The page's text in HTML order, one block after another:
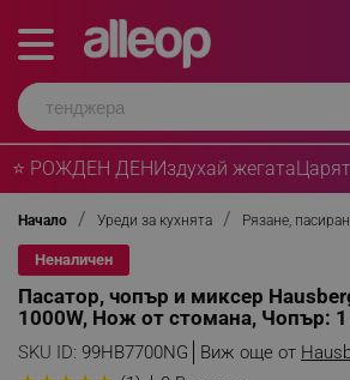
⭐ РОЖДЕН ДЕНИздухай жегата
Начало Уреди за кухнята Рязане,
Неналичен
Пасатор, чопър и миксер
1000W, Нож от стомана, Чопър:
SKU ID: 99HB7700NG Виж още от